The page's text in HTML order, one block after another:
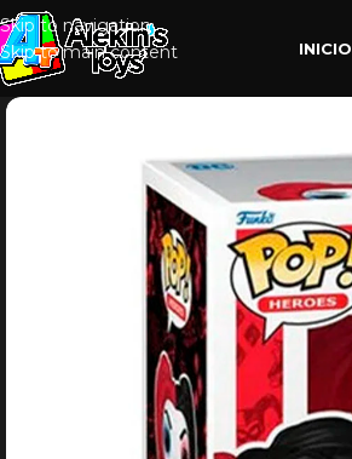
Skip to navigation
Skip to main content
INICIO